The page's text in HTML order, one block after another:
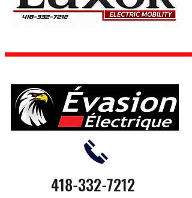
418-332-7212